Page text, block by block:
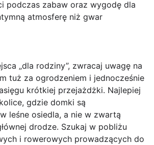
podczas zabaw oraz wygodę dla
atmosferę niż gwar
„dla rodziny”, zwracaj uwagę na
tuż za ogrodzeniem i jednocześnie
krótkiej przejażdżki. Najlepiej
gdzie domki są
leśne osiedla, a nie w zwartą
drodze. Szukaj w pobliżu
i rowerowych prowadzących do